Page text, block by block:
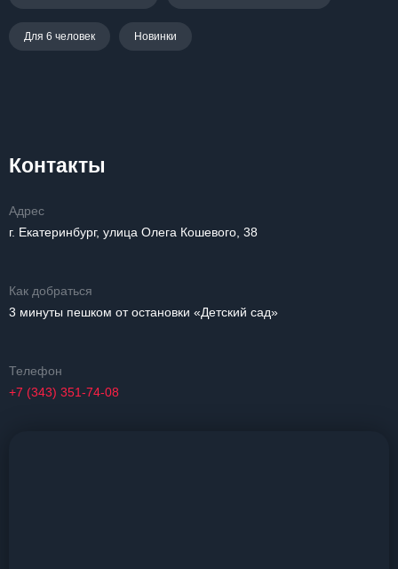
Для 6 человек Новинки
Контакты
Адрес
г. Екатеринбург, улица Олега Кошевого, 38
Как добраться
3 минуты пешком от остановки «Детский сад»
Телефон
+7 (343) 351-74-08